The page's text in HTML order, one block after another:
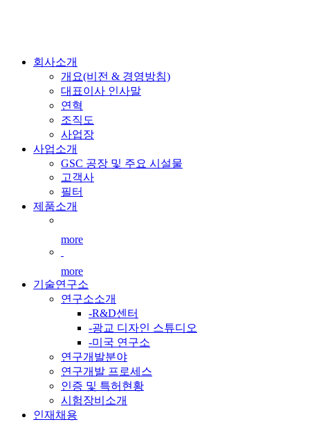
회사소개
개요(비전 & 경영방침)
대표이사 인사말
연혁
조직도
사업장
사업소개
GSC 공장 및 주요 시설물
고객사
필터
제품소개
more
more
기술연구소
연구소소개
-R&D센터
-광교 디자인 스튜디오
-미국 연구소
연구개발분야
연구개발 프로세스
인증 및 특허현황
시험장비소개
인재채용